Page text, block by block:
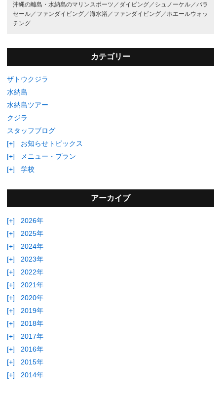
沖縄の離島・水納島のマリンスポーツ／ ダイビング／ シュノーケル／ パラ
セール／ ファンダイビング／海水浴／ ファンダイビング／ ホエールウォッ
チング
カテゴリー
ザトウクジラ
水納島
水納島ツアー
クジラ
スタッフブログ
[+]
お知らせトピックス
[+]
メニュー・プラン
[+]
学校
アーカイブ
[+]
2026年
[+]
2025年
[+]
2024年
[+]
2023年
[+]
2022年
[+]
2021年
[+]
2020年
[+]
2019年
[+]
2018年
[+]
2017年
[+]
2016年
[+]
2015年
[+]
2014年